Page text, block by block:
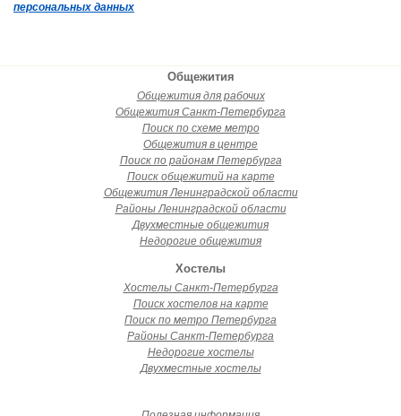
персональных данных
Общежития
Общежития для рабочих
Общежития Санкт-Петербурга
Поиск по схеме метро
Общежития в центре
Поиск по районам Петербурга
Поиск общежитий на карте
Общежития Ленинградской области
Районы Ленинградской области
Двухместные общежития
Недорогие общежития
Хостелы
Хостелы Санкт-Петербурга
Поиск хостелов на карте
Поиск по метро Петербурга
Районы Санкт-Петербурга
Недорогие хостелы
Двухместные хостелы